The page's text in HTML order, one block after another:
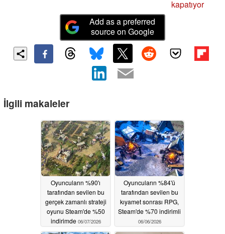
kapatıyor
Add as a preferred
source on Google
İlgili makaleler
Oyuncuların %90'ı
tarafından sevilen bu
gerçek zamanlı strateji
oyunu Steam'de %50
indirimde 06/07/2026
Oyuncuların %84'ü
tarafından sevilen bu
kıyamet sonrası RPG,
Steam'de %70 indirimli
06/06/2026